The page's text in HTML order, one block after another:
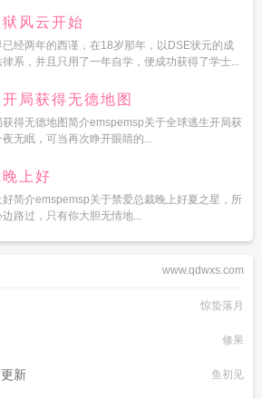
风云开始
已经两年的西谨，在18岁那年，以DSE状元的成
系，并且只用了一年自学，便成功获得了学士...
局获得无德地图
得无德地图简介emspemsp关于全球逃生开局获
无眠，可当再次睁开眼睛的...
上好
简介emspemsp关于禁爱总裁晚上好夏之星，所
路过，只有你大胆无情地...
www.qdwxs.com
惊蛰落月
修果
新 鱼初见